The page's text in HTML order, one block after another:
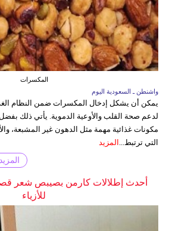
المكسرات
واشنطن ـ السعودية اليوم
يمكن أن يشكل إدخال المكسرات ضمن النظام
لدعم صحة القلب والأوعية الدموية. يأتي ذلك
مكونات غذائية مهمة مثل الدهون غير المشبعة،
التي ترتبط... المزيد
أحدث إطلالات كارمن بصيبص شعر
للأزياء